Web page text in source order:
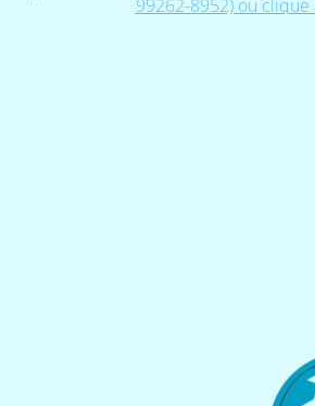
99262-8952) ou clique